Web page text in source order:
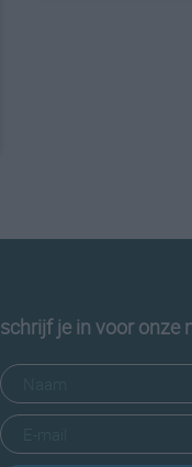
schrijf je in voor onze